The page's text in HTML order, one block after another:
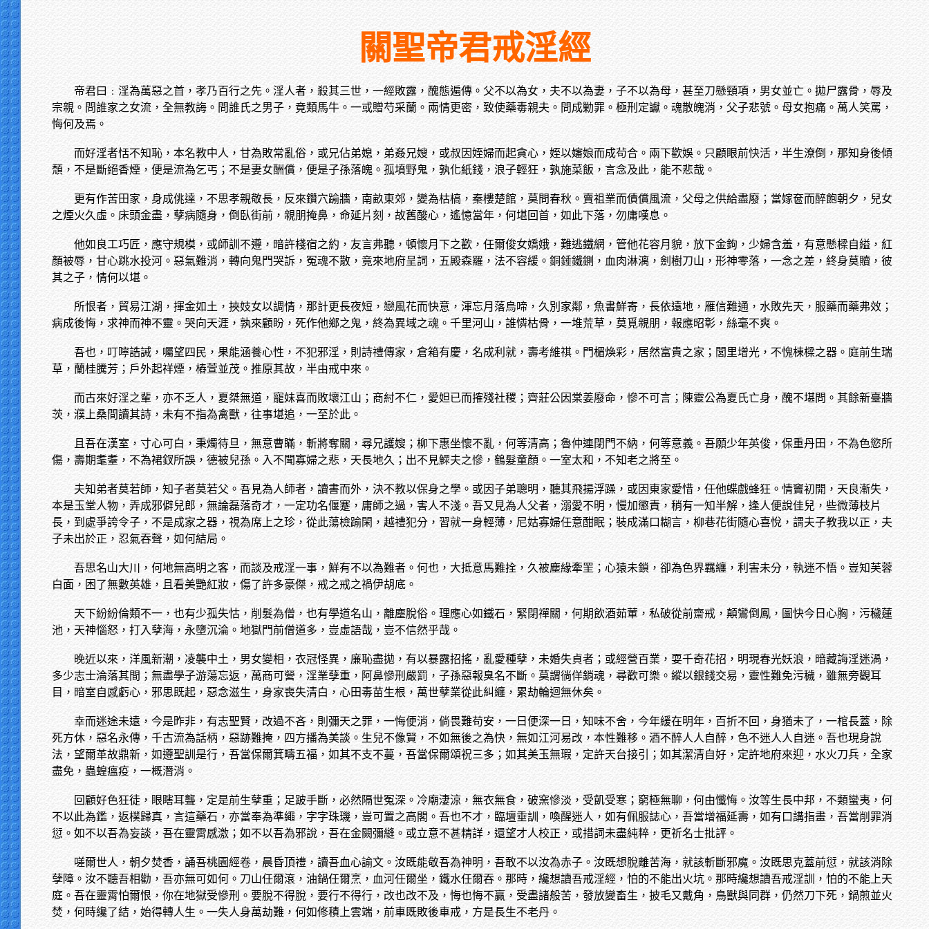
關聖帝君戒淫經
帝君曰﹕淫為萬惡之首，孝乃百行之先。淫人者，殺其三世，一經敗露，醜態遍傳。父不以為女，夫不以為妻，子不以為母，甚至刀懸頸項，男女並亡。拋尸露骨，辱及
宗親。問誰家之女流，全無教誨。問誰氏之男子，竟類馬牛。一或贈芍采蘭。兩情更密，致使藥毒親夫。問成勦罪。極刑定讞。魂散魄消，父子悲號。母女抱痛。萬人笑罵，
悔何及焉。
而好淫者恬不知恥，本名教中人，甘為敗常亂俗，或兄佔弟媳，弟姦兄嫂，或叔因姪婦而起貪心，姪以嬸娘而成茍合。兩下歡娛。只顧眼前快活，半生潦倒，那知身後傾
頹，不是斷絕香煙，便是流為乞丐；不是妻女酬償，便是子孫落魄。孤墳野鬼，孰化紙錢，浪子輕狂，孰施菜飯，言念及此，能不悲哉。
更有作苦田家，身成佻達，不思孝親敬長，反來鑽穴踰牆，南畝東郊，變為枯槁，秦樓楚館，莫問春秋。賣祖業而債償風流，父母之供給盡廢；當嫁奩而醉飽朝夕，兒女
之煙火久虛。床頭金盡，孽病隨身，倒臥街前，親朋掩鼻，命延片刻，故舊酸心，遙憶當年，何堪回首，如此下落，勿庸嘆息。
他如良工巧匠，應守規模，或師訓不遵，暗許棧宿之約，友言弗聽，頓懷月下之歡，任爾俊女嬌娥，難逃鐵網，管他花容月貌，放下金鉤，少婦含羞，有意懸樑自縊，紅
顏被辱，甘心跳水投河。惡氣難消，轉向鬼門哭訴，冤魂不散，竟來地府呈詞，五殿森羅，法不容緩。銅錘鐵鍘，血肉淋漓，劍樹刀山，形神零落，一念之差，終身莫贖，彼
其之子，情何以堪。
所恨者，貿易江湖，揮金如土，挾妓女以調情，那計更長夜短，戀風花而快意，渾忘月落烏啼，久別家鄰，魚書鮮寄，長依遠地，雁信難通，水敗先天，服藥而藥弗效；
病成後悔，求神而神不靈。哭向天涯，孰來顧盼，死作他鄉之鬼，終為異域之魂。千里河山，誰憐枯骨，一堆荒草，莫覓親朋，報應昭彰，絲毫不爽。
吾也，叮嚀誥誡，囑望四民，果能涵養心性，不犯邪淫，則詩禮傳家，倉箱有慶，名成利就，壽考維祺。門楣煥彩，居然富貴之家；閭里增光，不愧棟樑之器。庭前生瑞
草，蘭桂騰芳；戶外起祥煙，樁萱並茂。推原其故，半由戒中來。
而古來好淫之輩，亦不乏人，夏桀無道，寵妹喜而敗壞江山；商紂不仁，愛妲已而搉殘社稷；齊莊公因棠姜廢命，慘不可言；陳靈公為夏氏亡身，醜不堪問。其餘新臺牆
茨，濮上桑間讀其詩，未有不指為禽獸，往事堪追，一至於此。
且吾在漢室，寸心可白，秉燭待旦，無意曹瞞，斬將奪關，尋兄護嫂；柳下惠坐懷不亂，何等清高；魯仲連閉門不納，何等意義。吾願少年英俊，保重丹田，不為色慾所
傷，壽期耄耋，不為裙釵所誤，德被兒孫。入不聞寡婦之悲，天長地久；出不見鰥夫之慘，鶴髮童顏。一室太和，不知老之將至。
夫知弟者莫若師，知子者莫若父。吾見為人師者，讀書而外，決不教以保身之學。或因子弟聰明，聽其飛揚浮躁，或因東家愛惜，任他蝶戲蜂狂。情竇初開，天良漸失，
本是玉堂人物，弄成邪僻兒郎，無論磊落奇才，一定功名偃蹇，庸師之過，害人不淺。吾又見為人父者，溺愛不明，慢加懲責，稍有一知半解，逢人便說佳兒，些微薄枝片
長，到處爭誇令子，不是成家之器，視為席上之珍，從此蕩檢踰閑，越禮犯分，習就一身輕薄，尼姑寡婦任意酣眠；裝成滿口糊言，柳巷花街隨心喜悅，謂夫子教我以正，夫
子未出於正，忍氣吞聲，如何結局。
吾思名山大川，何地無高明之客，而談及戒淫一事，鮮有不以為難者。何也，大抵意馬難拴，久被塵緣牽罜；心猿未鎖，卻為色界羈纏，利害未分，執迷不悟。豈知芙蓉
白面，困了無數英雄，且看美艷紅妝，傷了許多豪傑，戒之戒之禍伊胡底。
天下紛紛倫類不一，也有少孤失怙，削髮為僧，也有學道名山，離塵脫俗。理應心如鐵石，緊閉禪關，何期飲酒茹葷，私破從前齋戒，顛鸞倒鳳，圖快今日心胸，污穢蓮
池，天神惱怒，打入孽海，永墮沉淪。地獄門前僧道多，豈虛語哉，豈不信然乎哉。
晚近以來，洋風新潮，凌襲中土，男女變相，衣冠怪異，廉恥盡拋，有以暴露招搖，亂愛種孽，未婚失貞者；或經營百業，耍千奇花招，明現春光妖浪，暗藏誨淫迷渦，
多少志士淪落其間；無盡學子游蕩忘返，萬商可營，淫業孽重，阿鼻慘刑嚴罰，子孫惡報臭名不斷。莫謂徜佯銷魂，尋歡可樂。縱以銀錢交易，靈性難免污穢，雖無旁觀耳
目，暗室自感虧心，邪思既起，惡念滋生，身家喪失清白，心田毒苗生根，萬世孽業從此糾纏，累劫輪迴無休矣。
幸而迷途未遠，今是昨非，有志聖賢，改過不吝，則彌天之罪，一悔便消，倘畏難苟安，一日便深一日，知味不舍，今年緩在明年，百折不回，身猶未了，一棺長蓋，除
死方休，惡名永傳，千古流為話柄，惡跡難掩，四方播為美談。生兒不像賢，不如無後之為快，無如江河易改，本性難移。酒不醉人人自醉，色不迷人人自迷。吾也現身說
法，望爾革故鼎新，如遵聖訓是行，吾當保爾箕疇五福，如其不支不蔓，吾當保爾頌祝三多；如其美玉無瑕，定許天台接引；如其潔清自好，定許地府來迎，水火刀兵，全家
盡免，蟲蝗瘟疫，一概潛消。
回顧好色狂徒，眼瞎耳聾，定是前生孽重；足跛手斷，必然隔世冤深。冷廟淒涼，無衣無食，破窯慘淡，受飢受寒；窮極無聊，何由懺悔。汝等生長中邦，不類蠻夷，何
不以此為鑑，返樸歸真，言這藥石，亦當奉為準繩，字字珠璣，豈可置之高閣。吾也不才，臨壇垂訓，喚醒迷人，如有佩服誌心，吾當增福延壽，如有口講指畫，吾當削罪消
愆。如不以吾為妄談，吾在靈霄感激；如不以吾為邪說，吾在金闕彌縫。或立意不甚精詳，還望才人校正，或措詞未盡純粹，更祈名士批評。
嗟爾世人，朝夕焚香，誦吾桃園經卷，晨昏頂禮，讀吾血心諭文。汝既能敬吾為神明，吾敢不以汝為赤子。汝既想脫離苦海，就該斬斷邪魔。汝既思克蓋前愆，就該消除
孽障。汝不聽吾相勸，吾亦無可如何。刀山任爾滾，油鍋任爾烹，血河任爾坐，鐵水任爾吞。那時，纔想讀吾戒淫經，怕的不能出火坑。那時纔想讀吾戒淫訓，怕的不能上天
庭。吾在靈霄怕爾恨，你在地獄受慘刑。要脫不得脫，要行不得行，改也改不及，悔也悔不贏，受盡諸般苦，發放變畜生，披毛又戴角，鳥獸與同群，仍然刀下死，鍋煎並火
焚，何時纔了結，始得轉人生。一失人身萬劫難，何如修積上雲端，前車既敗後車戒，方是長生不老丹。